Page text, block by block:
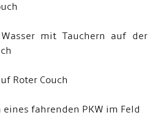
mit Tauchern auf der
Roter Couch
eines fahrenden PKW im Feld